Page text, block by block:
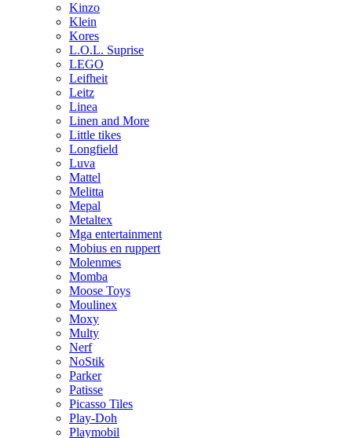
Kinzo
Klein
Kores
L.O.L. Suprise
LEGO
Leifheit
Leitz
Linea
Linen and More
Little tikes
Longfield
Luva
Mattel
Melitta
Mepal
Metaltex
Mga entertainment
Mobius en ruppert
Molenmes
Momba
Moose Toys
Moulinex
Moxy
Multy
Nerf
NoStik
Parker
Patisse
Picasso Tiles
Play-Doh
Playmobil